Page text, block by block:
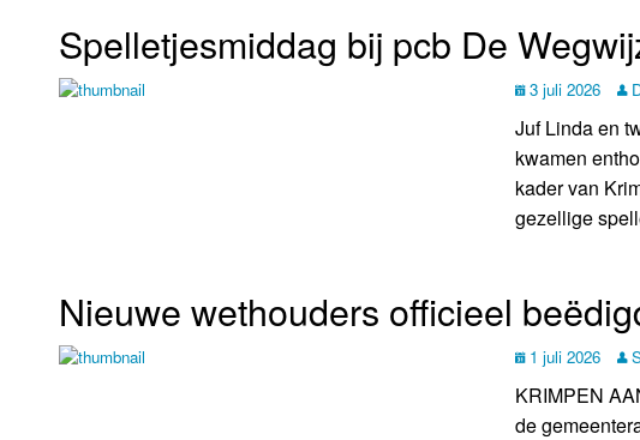
Spelletjesmiddag bij pcb De
3 juli 2026
Juf Linda en
kwamen
kader van
gezellige
Nieuwe wethouders officieel
1 juli 2026
KRIMPEN
de